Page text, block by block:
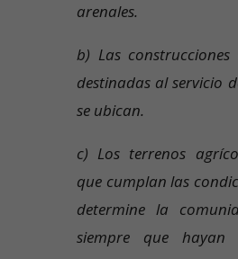
arenales.
b) Las
destinadas al servicio
se ubican.
c) Los terrenos
que cumplan las
determine la
siempre que hayan